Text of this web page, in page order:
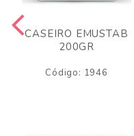
CASEIRO EMUSTAB
200GR
Código: 1946